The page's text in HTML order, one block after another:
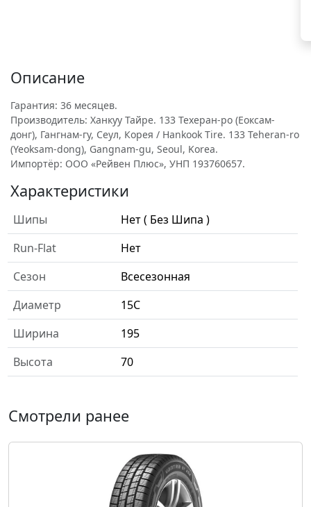
Описание
Гарантия: 36 месяцев.
Производитель: Ханкуу Тайре. 133 Техеран-ро (Еоксам-
донг), Гангнам-гу, Сеул, Корея / Hankook Tire. 133 Teheran-ro
(Yeoksam-dong), Gangnam-gu, Seoul, Korea.
Импортёр: ООО «Рейвен Плюс», УНП 193760657.
Характеристики
Шипы
Нет ( Без Шипа )
Run-Flat
Нет
Сезон
Всесезонная
Диаметр
15C
Ширина
195
Высота
70
Смотрели ранее